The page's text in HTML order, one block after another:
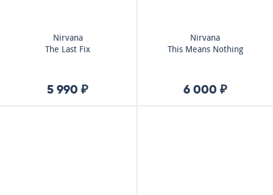
Nirvana
The Last Fix
5 990 ₽
Nirvana
This Means Nothing
6 000 ₽